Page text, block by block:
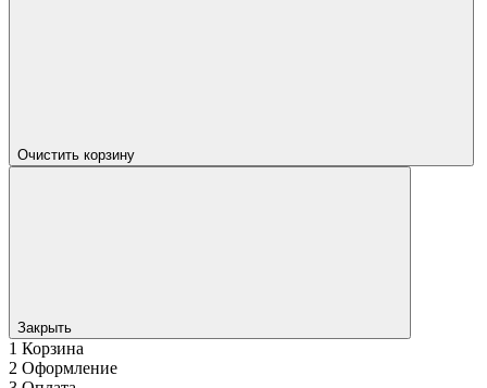
Очистить корзину
Закрыть
1 Корзина
2 Оформление